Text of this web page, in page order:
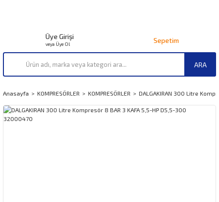
ARA
Üye Girişi
veya Üye Ol Sepetim
Anasayfa KOMPRESÖRLER KOMPRESÖRLER DALGAKIRAN 300 Litre